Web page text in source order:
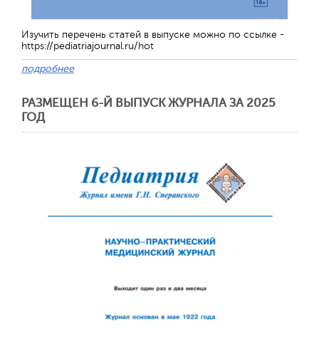
Изучить перечень статей в выпуске можно по ссылке -
https://pediatriajournal.ru/hot
подробнее
РАЗМЕЩЕН 6-Й ВЫПУСК ЖУРНАЛА ЗА 2025
ГОД